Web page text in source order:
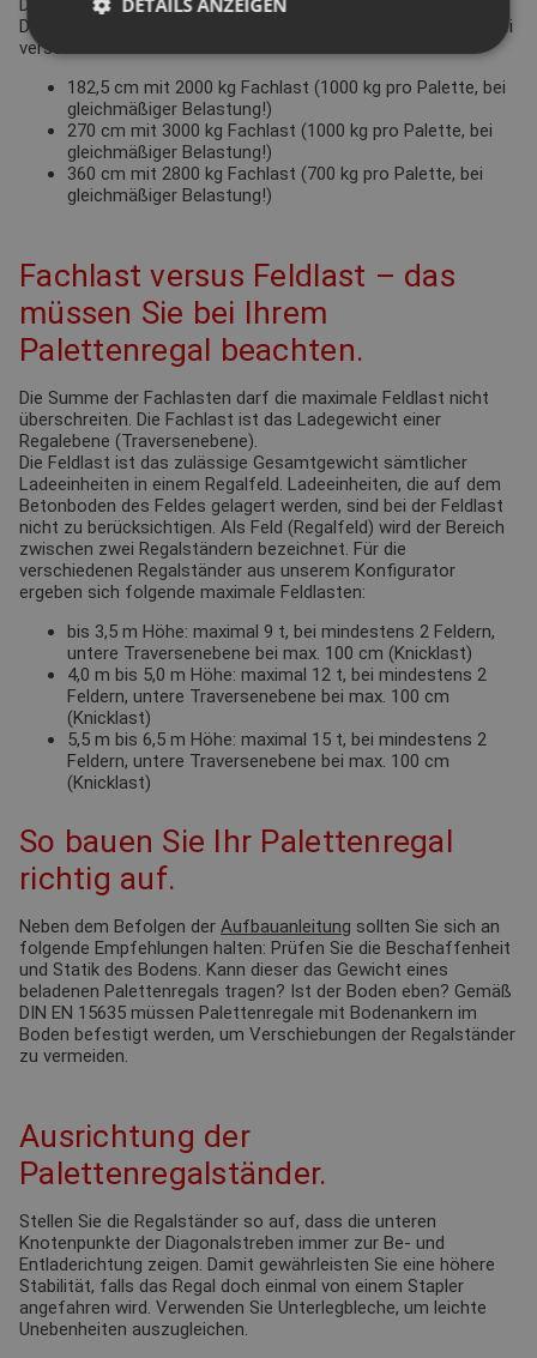
Dies ergibt sich in erster Linie aus den einzulagernden Gütern.
Die vorverzinkten Traversen erhalten Sie standardmäßig in drei
verschiedenen Größen:
182,5 cm mit 2000 kg Fachlast (1000 kg pro Palette, bei
gleichmäßiger Belastung!)
270 cm mit 3000 kg Fachlast (1000 kg pro Palette, bei
gleichmäßiger Belastung!)
360 cm mit 2800 kg Fachlast (700 kg pro Palette, bei
gleichmäßiger Belastung!)
Fachlast versus Feldlast – das
müssen Sie bei Ihrem
Palettenregal beachten.
Die Summe der Fachlasten darf die maximale Feldlast nicht
überschreiten. Die Fachlast ist das Ladegewicht einer
Regalebene (Traversenebene).
Die Feldlast ist das zulässige Gesamtgewicht sämtlicher
Ladeeinheiten in einem Regalfeld. Ladeeinheiten, die auf dem
Betonboden des Feldes gelagert werden, sind bei der Feldlast
nicht zu berücksichtigen. Als Feld (Regalfeld) wird der Bereich
zwischen zwei Regalständern bezeichnet. Für die
verschiedenen Regalständer aus unserem Konfigurator
ergeben sich folgende maximale Feldlasten:
bis 3,5 m Höhe: maximal 9 t, bei mindestens 2 Feldern,
untere Traversenebene bei max. 100 cm (Knicklast)
4,0 m bis 5,0 m Höhe: maximal 12 t, bei mindestens 2
Feldern, untere Traversenebene bei max. 100 cm
(Knicklast)
5,5 m bis 6,5 m Höhe: maximal 15 t, bei mindestens 2
Feldern, untere Traversenebene bei max. 100 cm
(Knicklast)
So bauen Sie Ihr Palettenregal
richtig auf.
Neben dem Befolgen der Aufbauanleitung sollten Sie sich an
folgende Empfehlungen halten: Prüfen Sie die Beschaffenheit
und Statik des Bodens. Kann dieser das Gewicht eines
beladenen Palettenregals tragen? Ist der Boden eben? Gemäß
DIN EN 15635 müssen Palettenregale mit Bodenankern im
Boden befestigt werden, um Verschiebungen der Regalständer
zu vermeiden.
Ausrichtung der
Palettenregalständer.
Stellen Sie die Regalständer so auf, dass die unteren
Knotenpunkte der Diagonalstreben immer zur Be- und
Entladerichtung zeigen. Damit gewährleisten Sie eine höhere
Stabilität, falls das Regal doch einmal von einem Stapler
angefahren wird. Verwenden Sie Unterlegbleche, um leichte
Unebenheiten auszugleichen.
DETAILS ANZEIGEN